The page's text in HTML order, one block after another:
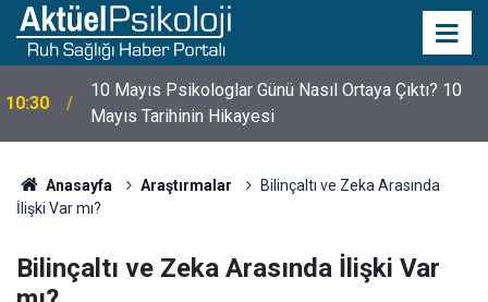
10:30
10 Mayıs Psikologlar Günü Nasıl Ortaya Çıktı? 10
Mayıs Tarihinin Hikayesi
Anasayfa Araştırmalar
Bilinçaltı ve Zeka Arasında
İlişki Var mı?
Bilinçaltı ve Zeka Arasında İlişki Var